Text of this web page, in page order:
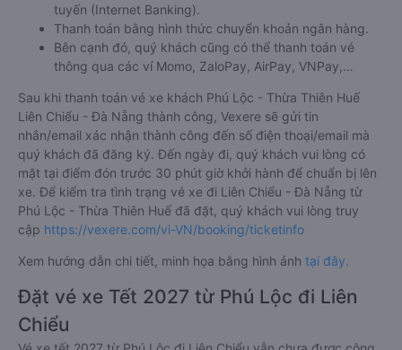
tuyến (Internet Banking).
Thanh toán bằng hình thức chuyển khoản ngân hàng.
Bên cạnh đó, quý khách cũng có thể thanh toán vé
thông qua các ví Momo, ZaloPay, AirPay, VNPay,…
Sau khi thanh toán vé xe khách Phú Lộc - Thừa Thiên Huế
Liên Chiểu - Đà Nẵng thành công, Vexere sẽ gửi tin
nhắn/email xác nhận thành công đến số điện thoại/email mà
quý khách đã đăng ký. Đến ngày đi, quý khách vui lòng có
mặt tại điểm đón trước 30 phút giờ khởi hành để chuẩn bị lên
xe. Để kiểm tra tình trạng vé xe đi Liên Chiểu - Đà Nẵng từ
Phú Lộc - Thừa Thiên Huế đã đặt, quý khách vui lòng truy
cập https://vexere.com/vi-VN/booking/ticketinfo
Xem hướng dẫn chi tiết, minh họa bằng hình ảnh tại đây.
Đặt vé xe Tết 2027 từ Phú Lộc đi Liên
Chiểu